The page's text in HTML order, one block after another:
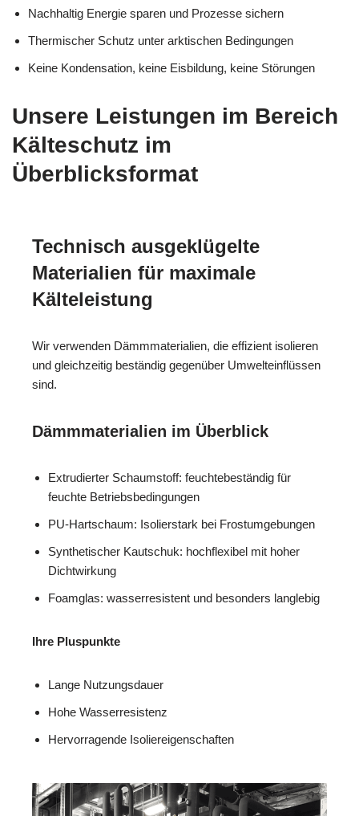
Nachhaltig Energie sparen und Prozesse sichern
Thermischer Schutz unter arktischen Bedingungen
Keine Kondensation, keine Eisbildung, keine Störungen
Unsere Leistungen im Bereich
Kälteschutz im
Überblicksformat
Technisch ausgeklügelte
Materialien für maximale
Kälteleistung
Wir verwenden Dämmmaterialien, die effizient isolieren
und gleichzeitig beständig gegenüber Umwelteinflüssen
sind.
Dämmmaterialien im Überblick
Extrudierter Schaumstoff: feuchtebeständig für
feuchte Betriebsbedingungen
PU-Hartschaum: Isolierstark bei Frostumgebungen
Synthetischer Kautschuk: hochflexibel mit hoher
Dichtwirkung
Foamglas: wasserresistent und besonders langlebig
Ihre Pluspunkte
Lange Nutzungsdauer
Hohe Wasserresistenz
Hervorragende Isoliereigenschaften